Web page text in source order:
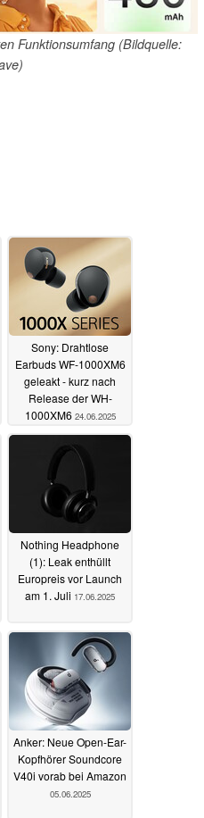
Funktionsumfang (Bildquelle:
Sony: Drahtlose
Earbuds WF-1000XM6
geleakt - kurz nach
Release der WH-
1000XM6 24.06.2025
Nothing Headphone
(1): Leak enthüllt
Europreis vor Launch
am 1. Juli 17.06.2025
Anker: Neue Open-Ear-
Kopfhörer Soundcore
V40i vorab bei Amazon
05.06.2025